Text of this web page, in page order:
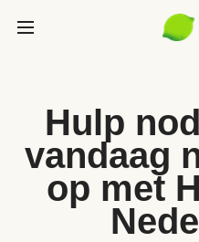
Hulp
vandaag
op met